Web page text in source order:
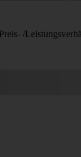
/